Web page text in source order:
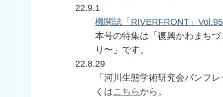
22.9.1
機関誌「RIVERFRONT」Vol.95
本号の特集は「復興かわまち
り〜」です。
22.8.29
「河川生態学術研究会パンフ
くはこちら から。